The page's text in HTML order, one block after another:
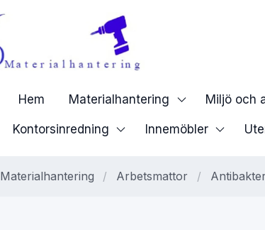
Hem Materialhantering Miljö och
Kontorsinredning Innemöbler
Materialhantering / Arbetsmattor /